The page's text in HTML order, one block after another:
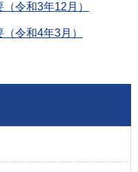
令和3年12月）
令和4年3月）